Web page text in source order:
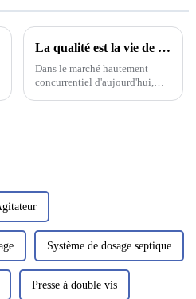
La qualité est la vie de l'usine, un bon service après-vente est le plus important
Dans le marché hautement
concurrentiel d'aujourd'hui,
Système de dosage septique
Presse à double vis